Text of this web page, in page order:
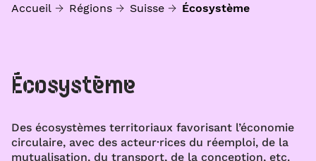
Accueil Régions Suisse Écosystème
Écosystème
Des écosystèmes territoriaux favorisant l’économie
circulaire, avec des acteur·rices du réemploi, de la
mutualisation, du transport, de la conception, etc.